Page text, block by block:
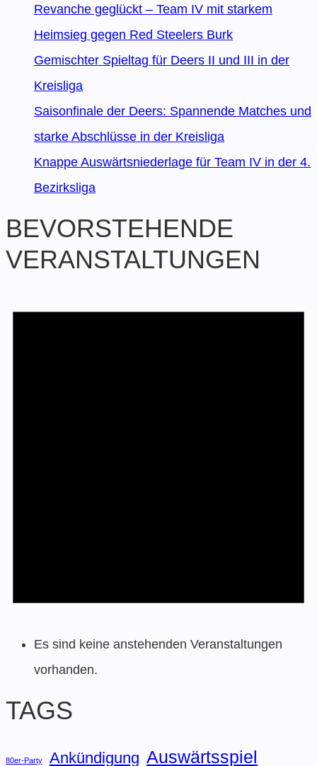
Revanche geglückt – Team IV mit starkem
Heimsieg gegen Red Steelers Burk
Gemischter Spieltag für Deers II und III in der
Kreisliga
Saisonfinale der Deers: Spannende Matches und
starke Abschlüsse in der Kreisliga
Knappe Auswärtsniederlage für Team IV in der 4.
Bezirksliga
BEVORSTEHENDE
VERANSTALTUNGEN
Es sind keine anstehenden Veranstaltungen
vorhanden.
TAGS
80er-Party Ankündigung Auswärtsspiel